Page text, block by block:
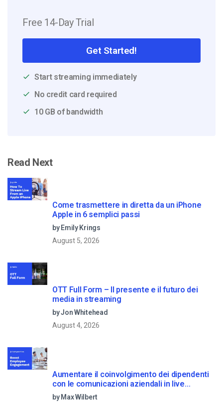
Free 14-Day Trial
Get Started!
Start streaming immediately
No credit card required
10 GB of bandwidth
Read Next
Come trasmettere in diretta da un iPhone
Apple in 6 semplici passi
by Emily Krings
August 5, 2026
OTT Full Form – Il presente e il futuro dei
media in streaming
by Jon Whitehead
August 4, 2026
Aumentare il coinvolgimento dei dipendenti
con le comunicazioni aziendali in live
streaming
by Max Wilbert